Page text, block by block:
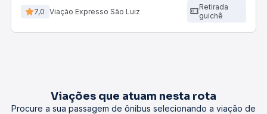
7,0 Viação Expresso São Luiz
Retirada
guichê
Viações que atuam nesta rota
Procure a sua passagem de ônibus selecionando a viação de